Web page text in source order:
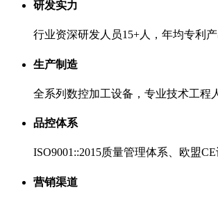
研发实力
行业资深研发人员15+人，年均专利
生产制造
全系列数控加工设备，专业技术工程
品控体系
ISO9001::2015质量管理体系、欧盟
营销渠道